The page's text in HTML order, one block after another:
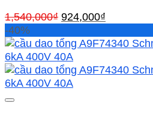
1,540,000₫ Giá
là:
1,540,000₫.
924,000₫
tại
924,000₫.
-40%